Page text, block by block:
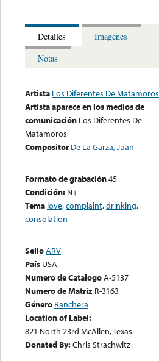
Detalles
Imagenes
Notas
Artista Los Diferentes De Matamoros
Artista aparece en los medios de
comunicación Los Diferentes De
Matamoros
Compositor De La Garza, Juan
Formato de grabación45
Condición: N+
Tema love,complaint,drinking,
consolation
SelloARV
País USA
Numero de CatalogoA-5137
Numero de Matriz R-3163
Género Ranchera
Location of Label:
821 North 23rd McAllen, Texas
Donated By:Chris Strachwitz